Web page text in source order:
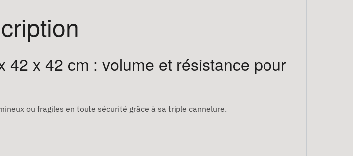
42 x 42 cm : volume et résistance pour
ou fragiles en toute sécurité grâce à sa triple cannelure.